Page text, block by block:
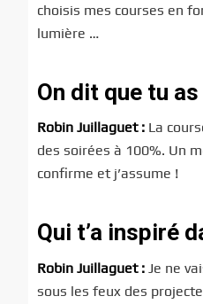
choisis mes courses en
lumière …
On dit que tu
Robin Juillaguet : La
des soirées à 100%. Un
confirme et j’assume !
Qui t’a inspiré
Robin Juillaguet : Je ne
sous les feux des